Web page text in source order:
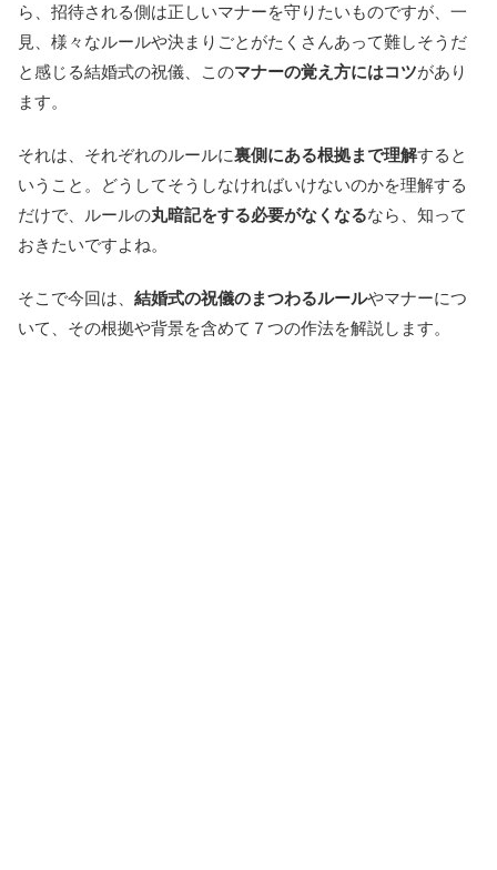
ら、招待される側は正しいマナーを守りたいものですが、一
見、様々なルールや決まりごとがたくさんあって難しそうだ
と感じる結婚式の祝儀、このマナーの覚え方にはコツがあり
ます。
それは、それぞれのルールに裏側にある根拠まで理解すると
いうこと。どうしてそうしなければいけないのかを理解する
だけで、ルールの丸暗記をする必要がなくなるなら、知って
おきたいですよね。
そこで今回は、 結婚式の祝儀のまつわるルールやマナーにつ
いて、その根拠や背景を含めて７つの作法を解説します。